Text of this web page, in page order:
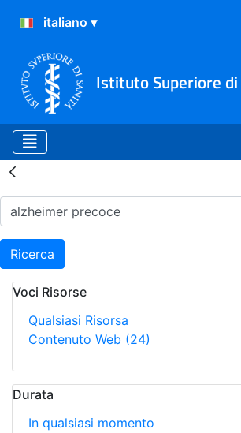
Istituto Superiore
Risultati della
Ricerca
Voci Risorse
Qualsiasi Risorsa
Contenuto Web (24)
Durata
In qualsiasi momento